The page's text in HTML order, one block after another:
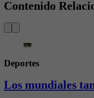
Contenido
Deportes
Los mundiales